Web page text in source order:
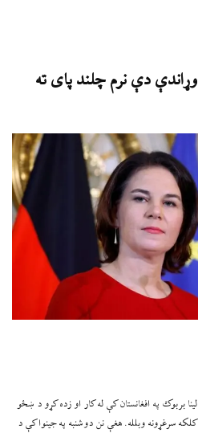
وړاندې دې نرم چلند پای ته
بربوک په افغانستان کې له کار او زده کړو د ښځو
سرغړونه وبلله. هغې نن دوشنبه په جینوا کې د